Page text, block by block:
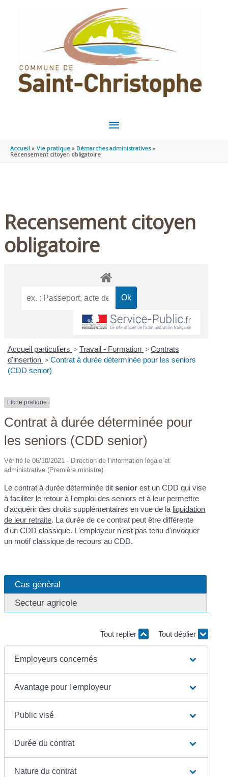
MENU
PRINCIPAL
Accueil Vie pratique
Démarches administratives
Recensement citoyen obligatoire
Recensement citoyen
obligatoire
Accueil particuliers > Travail - Formation > Contrats
d'insertion > Contrat à durée déterminée pour les seniors
(CDD senior)
Fiche pratique
Contrat à durée déterminée pour
les seniors (CDD senior)
Vérifié le 06/10/2021 - Direction de l'information légale et
administrative (Première ministre)
Le contrat à durée déterminée ditsenior est un CDD qui vise
à faciliter le retour à l'emploi des seniors et à leur permettre
d'acquérir des droits supplémentaires en vue de la liquidation
de leur retraite. La durée de ce contrat peut être différente
d'un CDD classique. L'employeur n'est pas tenu d'invoquer
un motif classique de recours au CDD.
Cas général
Secteur agricole
Tout replier Tout déplier
Employeurs concernés
Avantage pour l'employeur
Public visé
Durée du contrat
Nature du contrat